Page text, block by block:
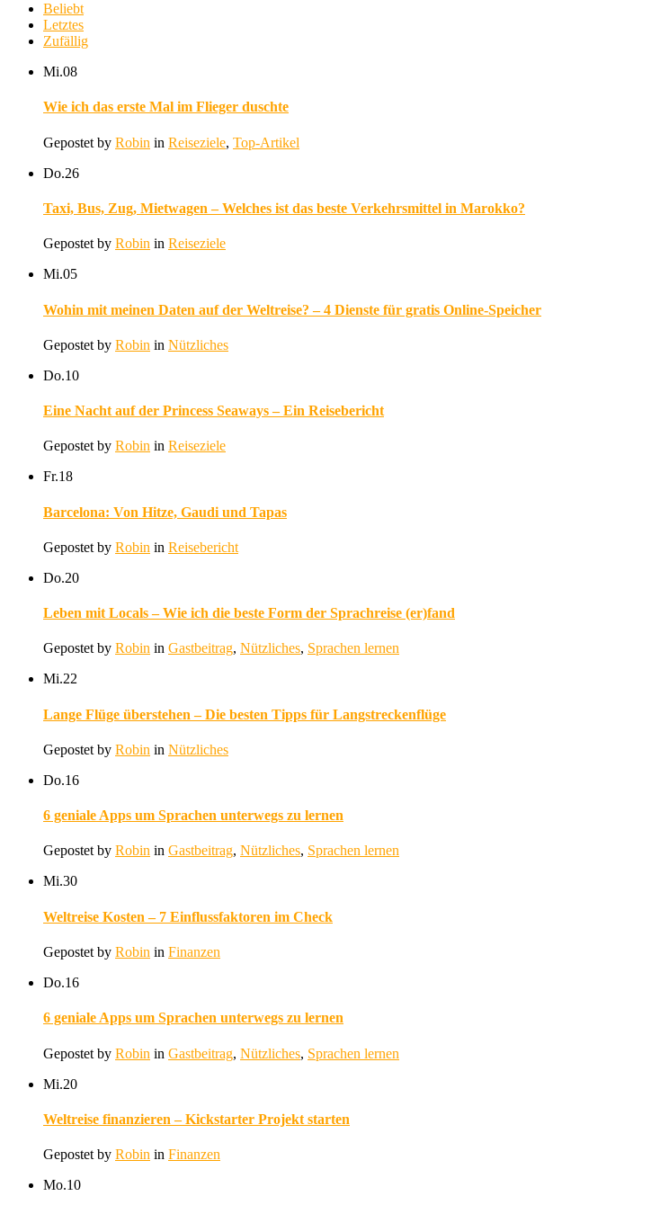
Beliebt
Letztes
Zufällig
Mi.08
Wie ich das erste Mal im Flieger duschte
Gepostet by Robin in Reiseziele, Top-Artikel
Do.26
Taxi, Bus, Zug, Mietwagen – Welches ist das beste Verkehrsmittel in Marokko?
Gepostet by Robin in Reiseziele
Mi.05
Wohin mit meinen Daten auf der Weltreise? – 4 Dienste für gratis Online-Speicher
Gepostet by Robin in Nützliches
Do.10
Eine Nacht auf der Princess Seaways – Ein Reisebericht
Gepostet by Robin in Reiseziele
Fr.18
Barcelona: Von Hitze, Gaudi und Tapas
Gepostet by Robin in Reisebericht
Do.20
Leben mit Locals – Wie ich die beste Form der Sprachreise (er)fand
Gepostet by Robin in Gastbeitrag, Nützliches, Sprachen lernen
Mi.22
Lange Flüge überstehen – Die besten Tipps für Langstreckenflüge
Gepostet by Robin in Nützliches
Do.16
6 geniale Apps um Sprachen unterwegs zu lernen
Gepostet by Robin in Gastbeitrag, Nützliches, Sprachen lernen
Mi.30
Weltreise Kosten – 7 Einflussfaktoren im Check
Gepostet by Robin in Finanzen
Do.16
6 geniale Apps um Sprachen unterwegs zu lernen
Gepostet by Robin in Gastbeitrag, Nützliches, Sprachen lernen
Mi.20
Weltreise finanzieren – Kickstarter Projekt starten
Gepostet by Robin in Finanzen
Mo.10